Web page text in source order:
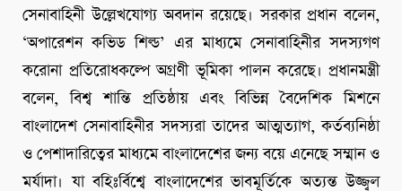
সেনাবাহিনী উল্লেখযোগ্য অবদান রয়েছে। সরকার প্রধান বলেন,
‘অপারেশন কভিড শিল্ড’ এর মাধ্যমে সেনাবাহিনীর সদস্যগণ
করোনা প্রতিরোধকল্পে অগ্রণী ভূমিকা পালন করেছে। প্রধানমন্ত্রী
বলেন, বিশ্ব শান্তি প্রতিষ্ঠায় এবং বিভিন্ন বৈদেশিক মিশনে
বাংলাদেশ সেনাবাহিনীর সদস্যরা তাদের আত্মত্যাগ, কর্তব্যনিষ্ঠা
ও পেশাদারিত্বের মাধ্যমে বাংলাদেশের জন্য বয়ে এনেছে সম্মান ও
মর্যাদা। যা বহিঃর্বিশ্বে বাংলাদেশের ভাবমূর্তিকে অত্যন্ত উজ্জ্বল